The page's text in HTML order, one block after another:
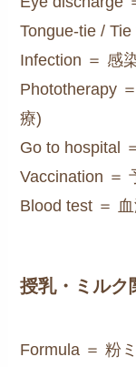
Tongue-tie /
Infection ＝ 感
Phototherapy
療)
Go to hospital
Vaccination ＝
Blood test ＝
授乳・ミルク
Formula ＝ 粉